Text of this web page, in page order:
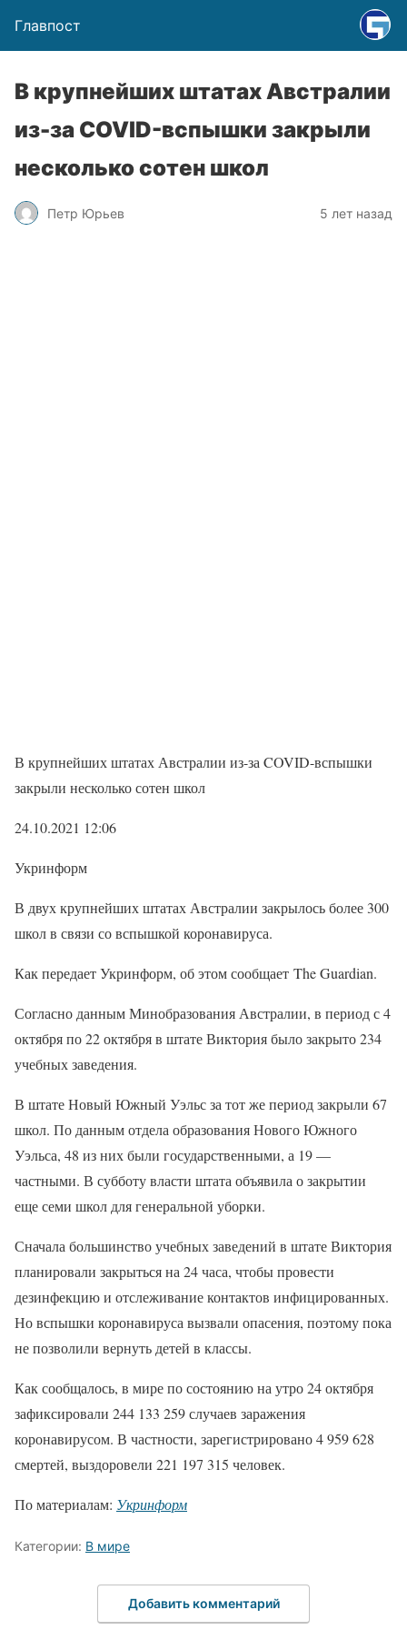
Главпост
В крупнейших штатах Австралии
из-за COVID-вспышки закрыли
несколько сотен школ
Петр Юрьев 5 лет назад
В крупнейших штатах Австралии из-за COVID-вспышки
закрыли несколько сотен школ
24.10.2021 12:06
Укринформ
В двух крупнейших штатах Австралии закрылось более 300
школ в связи со вспышкой коронавируса.
Как передает Укринформ, об этом сообщает The Guardian.
Согласно данным Минобразования Австралии, в период с 4
октября по 22 октября в штате Виктория было закрыто 234
учебных заведения.
В штате Новый Южный Уэльс за тот же период закрыли 67
школ. По данным отдела образования Нового Южного
Уэльса, 48 из них были государственными, а 19 —
частными. В субботу власти штата объявила о закрытии
еще семи школ для генеральной уборки.
Сначала большинство учебных заведений в штате Виктория
планировали закрыться на 24 часа, чтобы провести
дезинфекцию и отслеживание контактов инфицированных.
Но вспышки коронавируса вызвали опасения, поэтому пока
не позволили вернуть детей в классы.
Как сообщалось, в мире по состоянию на утро 24 октября
зафиксировали 244 133 259 случаев заражения
коронавирусом. В частности, зарегистрировано 4 959 628
смертей, выздоровели 221 197 315 ​​человек.
По материалам: Укринформ
Категории: В мире
Добавить комментарий